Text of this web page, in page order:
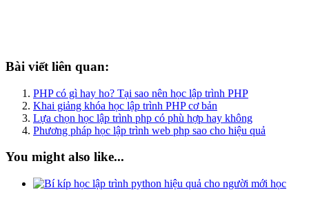
Bài viết liên quan:
PHP có gì hay ho? Tại sao nên học lập trình PHP
Khai giảng khóa học lập trình PHP cơ bản
Lựa chọn học lập trình php có phù hợp hay không
Phương pháp học lập trình web php sao cho hiệu quả
You might also like...